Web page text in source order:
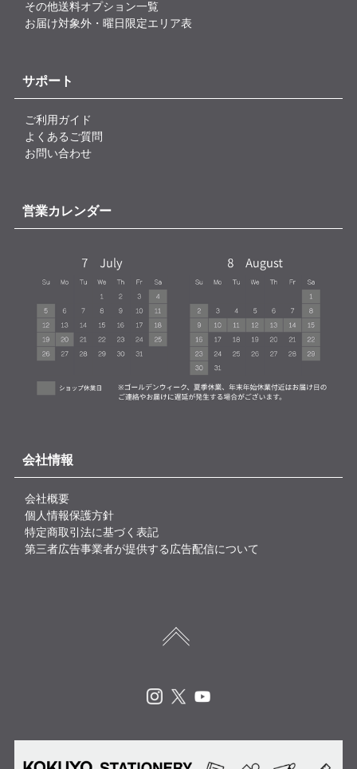
その他送料オプション一覧
お届け対象外・曜日限定エリア表
サポート
ご利用ガイド
よくあるご質問
お問い合わせ
営業カレンダー
会社情報
会社概要
個人情報保護方針
特定商取引法に基づく表記
第三者広告事業者が提供する広告配信について